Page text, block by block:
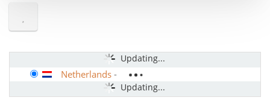
Updating...
Updating...
Netherlands -